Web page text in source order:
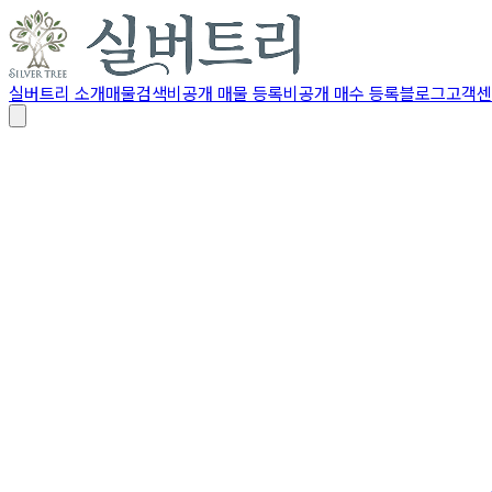
실버트리 소개매물검색비공개 매물 등록비공개 매수 등록블로그고객